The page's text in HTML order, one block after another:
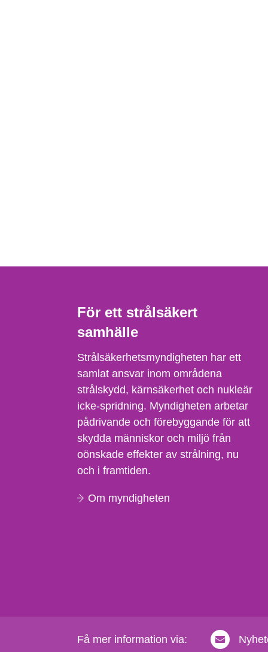
För ett strålsäkert
samhälle
Strålsäkerhetsmyndigheten har ett
samlat ansvar inom områdena
strålskydd, kärnsäkerhet och nukleär
icke-spridning. Myndigheten arbetar
pådrivande och förebyggande för att
skydda människor och miljö från
oönskade effekter av strålning, nu
och i framtiden.
Om myndigheten
Få mer information via: